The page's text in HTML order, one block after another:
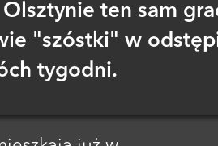
ten sam
"szóstki" w
tygodni.